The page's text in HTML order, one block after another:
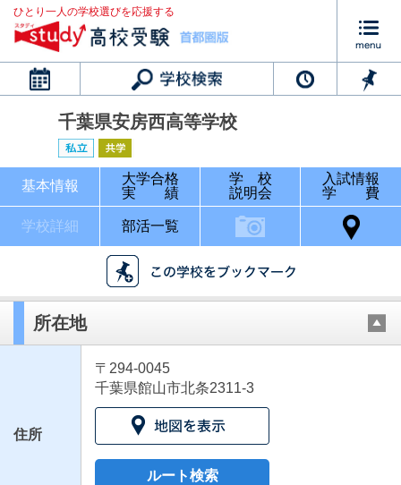
ひとり一人の学校選びを応援する
カレンダー
千葉県安房西高等学校
基本情報
大学合格
実 績
学 校
説明会
入試情報
学 費
学校詳細 部活一覧
所在地
住所
〒294-0045
千葉県館山市北条2311-3
ルート検索